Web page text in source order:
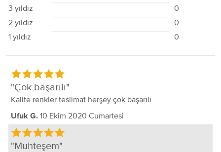
3 yıldız
0
2 yıldız
0
1 yıldız
0
Çok başarılı
Kalite renkler teslimat herşey çok başarılı
Ufuk G. 10 Ekim 2020 Cumartesi
Muhteşem